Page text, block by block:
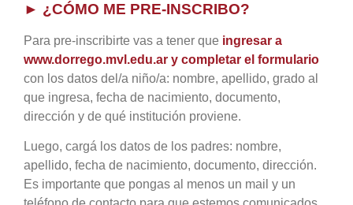
► ¿CÓMO ME PRE-INSCRIBO?
Para pre-inscribirte vas a tener que ingresar a
www.dorrego.mvl.edu.ar y completar el formulario
con los datos del/a niño/a: nombre, apellido, grado al
que ingresa, fecha de nacimiento, documento,
dirección y de qué institución proviene.
Luego, cargá los datos de los padres: nombre,
apellido, fecha de nacimiento, documento, dirección.
Es importante que pongas al menos un mail y un